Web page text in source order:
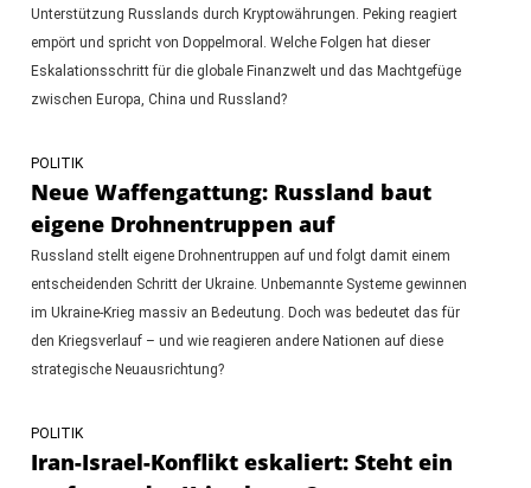
Unterstützung Russlands durch Kryptowährungen. Peking reagiert
empört und spricht von Doppelmoral. Welche Folgen hat dieser
Eskalationsschritt für die globale Finanzwelt und das Machtgefüge
zwischen Europa, China und Russland?
POLITIK
Neue Waffengattung: Russland baut
eigene Drohnentruppen auf
Russland stellt eigene Drohnentruppen auf und folgt damit einem
entscheidenden Schritt der Ukraine. Unbemannte Systeme gewinnen
im Ukraine-Krieg massiv an Bedeutung. Doch was bedeutet das für
den Kriegsverlauf – und wie reagieren andere Nationen auf diese
strategische Neuausrichtung?
POLITIK
Iran-Israel-Konflikt eskaliert: Steht ein